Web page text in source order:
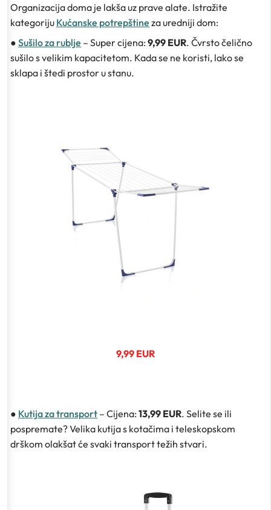
Organizacija doma je lakša uz prave alate. Istražite
kategoriju Kućanske potrepštine za uredniji dom:
● Sušilo za rublje – Super cijena: 9,99 EUR. Čvrsto čelično
sušilo s velikim kapacitetom. Kada se ne koristi, lako se
sklapa i štedi prostor u stanu.
9,99 EUR
● Kutija za transport – Cijena: 13,99 EUR. Selite se ili
pospremate? Velika kutija s kotačima i teleskopskom
drškom olakšat će svaki transport težih stvari.